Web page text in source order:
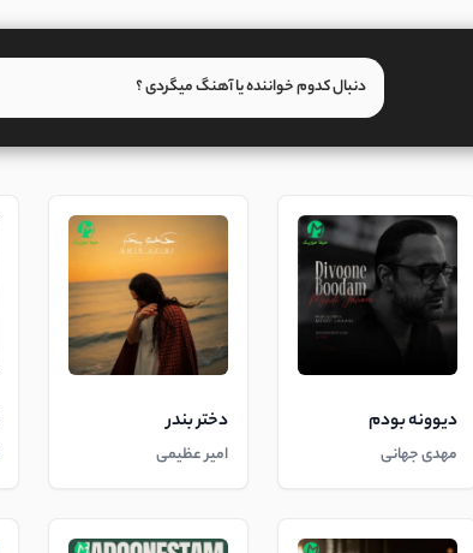
دیوونه بودم
مهدی جهانی
دختر بندر
امیر عظیمی